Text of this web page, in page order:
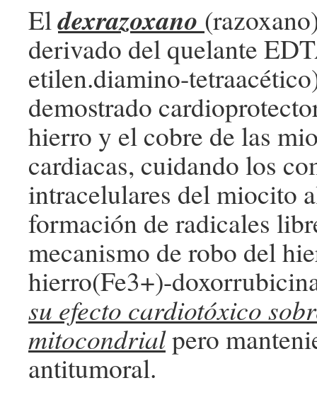
Eldexrazoxano
derivado del quelante
etilen.diamino-
demostrado
hierro y el cobre de las
cardiacas, cuidando los
intracelulares del miocito
formación de radicales
mecanismo de robo del
hierro(Fe3+)-
su efecto cardiotóxico
mitocondrialpero
antitumoral.